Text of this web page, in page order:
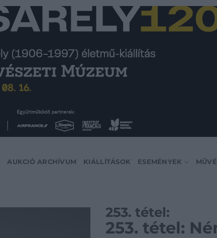
AUKCIÓ ARCHÍVUM KIÁLLÍTÁSOK ESEMÉNYEK
253. tétel:
253. tétel: